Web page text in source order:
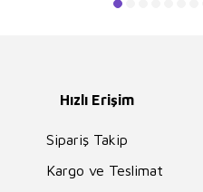
Hızlı Erişim
Sipariş Takip
Kargo ve Teslimat